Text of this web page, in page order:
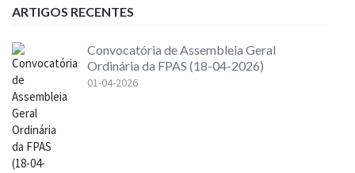
ARTIGOS RECENTES
Convocatória de Assembleia Geral
Ordinária da FPAS (18-04-2026)
01-04-2026